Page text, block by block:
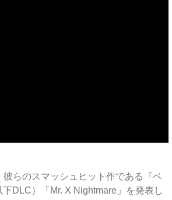
らのスマッシュヒット作である『ベ
DLC）「Mr. X Nightmare」を発表し